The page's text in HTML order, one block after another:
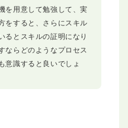
を用意して勉強して、実
をすると、さらにスキル
るとスキルの証明になり
ならどのようなプロセス
意識すると良いでしょ